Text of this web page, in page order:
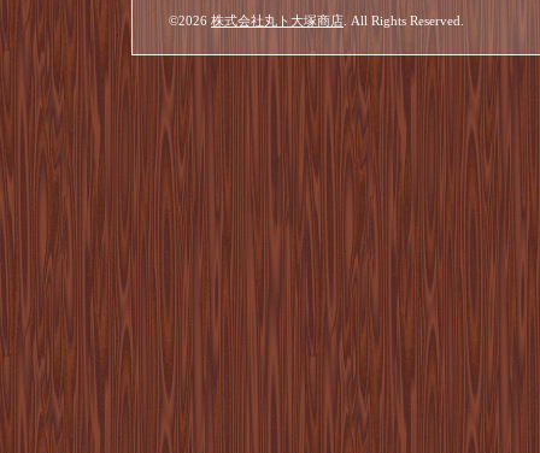
©2026 株式会社丸ト大塚商店 . All Rights Reserved.